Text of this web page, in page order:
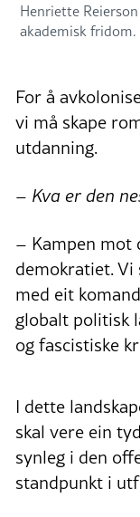
Henriette
akademisk fridom.
For å
vi må skape
utdanning.
– Kva er den
– Kampen
demokratiet.
med eit
globalt politisk
og fascistiske
I dette
skal vere ein
synleg i den
standpunkt i